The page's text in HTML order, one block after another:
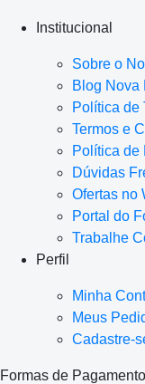
Institucional
Sobre o
Blog Nova
Política de
Termos e
Política de
Dúvidas
Ofertas no
Portal do
Trabalhe
Perfil
Minha
Meus
Cadastre-
Formas de Pagamento